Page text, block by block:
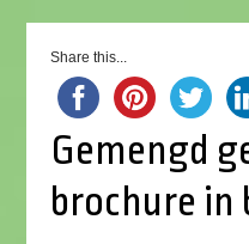
Share this...
Gemengd
brochure in